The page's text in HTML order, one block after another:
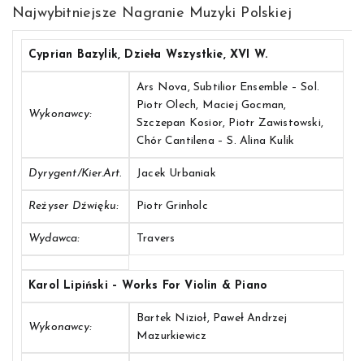
Najwybitniejsze Nagranie Muzyki Polskiej
Cyprian Bazylik, Dzieła Wszystkie, XVI W.
Wykonawcy:
Ars Nova, Subtilior Ensemble – Sol.
Piotr Olech, Maciej Gocman,
Szczepan Kosior, Piotr Zawistowski,
Chór Cantilena – S. Alina Kulik
Dyrygent/Kier.art. Jacek Urbaniak
Reżyser Dźwięku: Piotr Grinholc
Wydawca: Travers
Karol Lipiński – Works For Violin & Piano
Wykonawcy:
Bartek Nizioł, Paweł Andrzej
Mazurkiewicz